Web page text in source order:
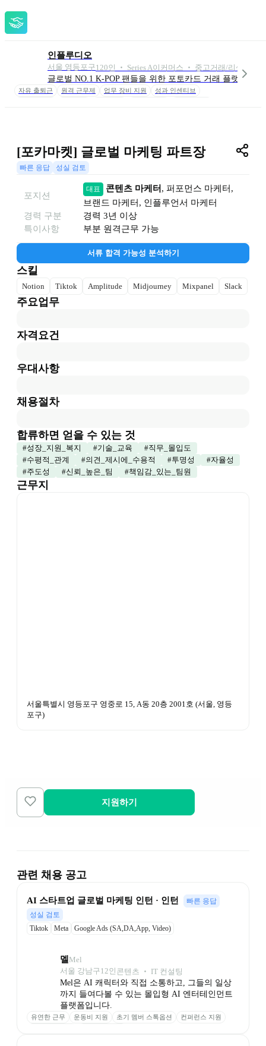
인플루디오
서울 영등포구120인 ‧ Series A이커머스 ‧ 중고거래/리셀 ‧
글로벌 NO.1 K-POP 팬들을 위한 포토카드 거래 플랫폼 포
자유 출퇴근 원격 근무제 업무 장비 지원
성과 인센티브
[포카마켓] 글로벌 마케팅 파트장
빠른 응답 성실 검토
포지션
대표 콘텐츠 마케터 , 퍼포먼스 마케터
브랜드 마케터 , 인플루언서 마케터
경력 구분
경력 3년 이상
특이사항
부분 원격근무 가능
서류 합격 가능성 분석하기
스킬
Notion Tiktok Amplitude Midjourney Mixpanel Slack
주요업무
자격요건
우대사항
채용절차
합류하면 얻을 수 있는 것
#성장_지원_복지 #기술_교육 #직무_몰입도
#수평적_관계 #의견_제시에_수용적 #투명성 #자율성
#주도성 #신뢰_높은_팀 #책임감_있는_팀원
근무지
서울특별시 영등포구 영중로 15, A동 20층 2001호 (서울, 영등
포구)
지원하기
관련 채용 공고
AI 스타트업 글로벌 마케팅 인턴 · 인턴
빠른 응답
성실 검토
Tiktok
Meta Google Ads (SA,DA,App, Video)
멜 Mel
서울 강남구12인 콘텐츠 ‧ IT 컨설팅
Mel은 AI 캐릭터와 직접 소통하고, 그들의 일상
까지 들여다볼 수 있는 몰입형 AI 엔터테인먼트
플랫폼입니다.
유연한 근무 운동비 지원 초기 멤버 스톡옵션
컨퍼런스 지원